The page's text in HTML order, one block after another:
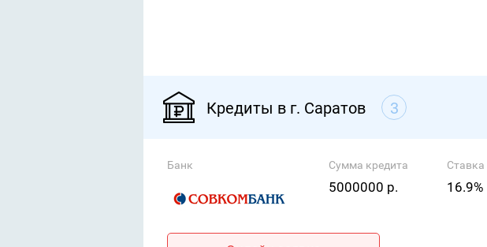
Кредиты в г. Саратов 3
Банк Сумма кредита
5000000 р.
Ставка
16.9%